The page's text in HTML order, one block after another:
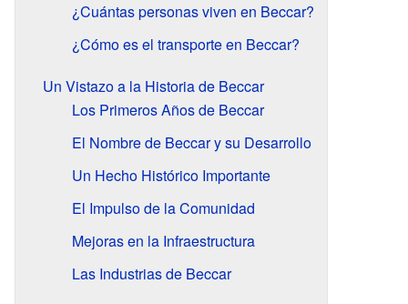
¿Cuántas personas viven en Beccar?
¿Cómo es el transporte en Beccar?
Un Vistazo a la Historia de Beccar
Los Primeros Años de Beccar
El Nombre de Beccar y su Desarrollo
Un Hecho Histórico Importante
El Impulso de la Comunidad
Mejoras en la Infraestructura
Las Industrias de Beccar